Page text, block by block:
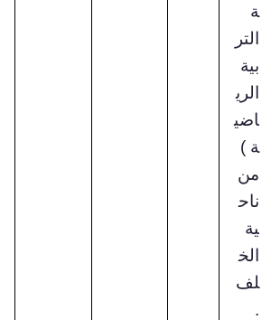
ة
التر
بية
الري
اضي
ة )
من
ناح
ية
الخ
لف
.